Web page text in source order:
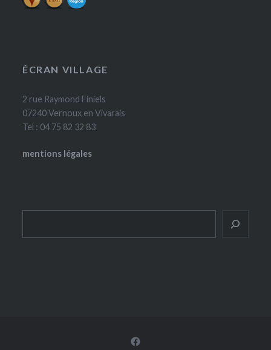
ÉCRAN VILLAGE
2 rue Raymond Finiels
07240 Vernoux en Vivarais
Tel : 04 75 82 32 83
mentions légales
Facebook